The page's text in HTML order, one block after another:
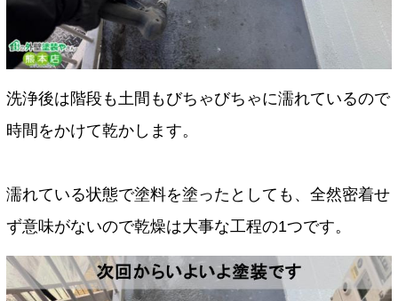
洗浄後は階段も土間もびちゃびちゃに濡れているので
時間をかけて乾かします。
濡れている状態で塗料を塗ったとしても、全然密着せ
ず意味がないので乾燥は大事な工程の1つです。